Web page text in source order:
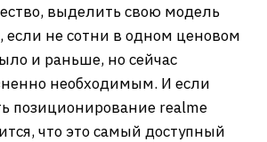
выделить свою модель
если не сотни в одном ценовом
и раньше, но сейчас
необходимым. И если
позиционирование realme
что это самый доступный